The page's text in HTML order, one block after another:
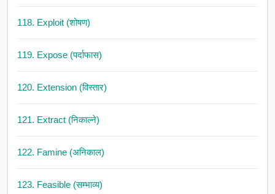
118. Exploit (शोषण)
119. Expose (पर्दाफास)
120. Extension (विस्तार)
121. Extract (निकाल्ने)
122. Famine (अनिकाल)
123. Feasible (सम्भाव्य)